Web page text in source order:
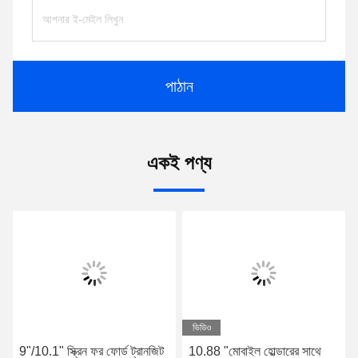
পাঠান
একই পণ্য
9"/10.1" স্ক্রিন ফর ফোর্ড ট্রানজিট
ভিডিও
10.88 "মোবাইল হোল্ডারের সাথে